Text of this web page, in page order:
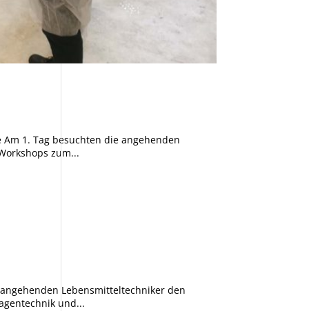
1. Tag besuchten die angehenden
zum...
Lebensmitteltechniker den
und...